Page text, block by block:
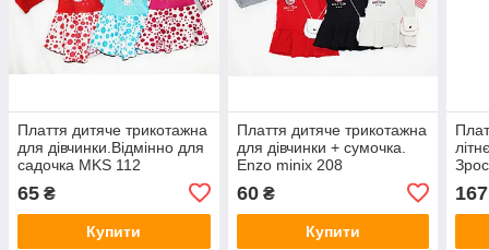
Плаття дитяче трикотажна
для дівчинки.Відмінно для
садочка MKS 112
65 ₴
Купити
Плаття дитяче трикотажна
для дівчинки + сумочка.
Еnzo minix 208
60₴
Купити
167